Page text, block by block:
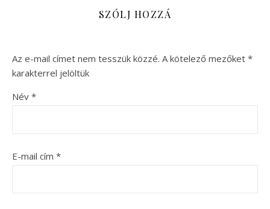
SZÓLJ HOZZÁ
Az e-mail címet nem tesszük közzé. A kötelező mezőket *
karakterrel jelöltük
Név *
E-mail cím *